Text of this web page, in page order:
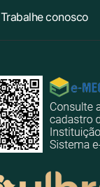
Trabalhe conosco